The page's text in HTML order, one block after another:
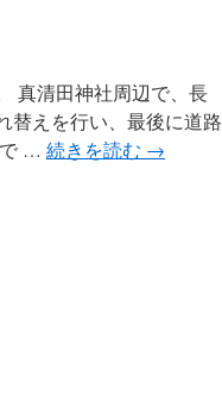
真清田神社周辺で、長
替えを行い、最後に道路
… 続きを読む →